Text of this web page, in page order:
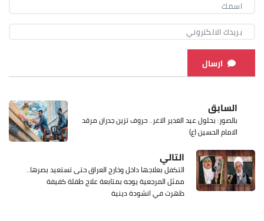
ارسال
السابق
بالصور: بحلول عيد الغدير الاغر.. حروف تزين جدران مرقد
الامام الحسين (ع)
التالي
التكفل بعلاجها داخل وخارج العراق حتى تستعيد بصرها..
ممثل المرجعية يوجه بمتابعة علاج طفلة كفيفة
ظهرت في انشودة دينية